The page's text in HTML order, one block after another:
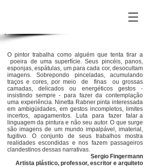
O pintor trabalha como alguém que tenta tirar a
poeira de uma superfície. Seus pincéis, panos,
esponjas, espátulas, um para cada cor, desocultam
imagens. Sobrepondo pinceladas, acumulando
traços e cores, por meio de finas ou grossas
camadas, delicados ou energéticos gestos -
insistindo sempre - para fazer da contemplação
uma experiência. Ninetta Rabner pinta interessada
em ambigüidades, em gestos incompletos, limites
incertos, apagamentos. Luta para fazer falar a
linguagem da pintura e não seu autor. O que surge
são imagens de um mundo impalpável, imaterial,
fugitivo. O conjunto de seus trabalhos mostra
realidades escondidas e nos fazem passageiros
clandestinos dessas narrativas.
Sergio Fingermann
Artista plástico, professor, escritor e arquiteto